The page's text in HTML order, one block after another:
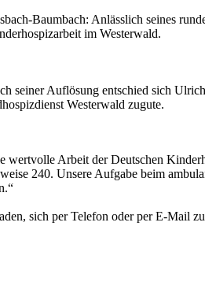
Baumbach: Anlässlich seines
im Westerwald.
seiner Auflösung entschied sich
Westerwald zugute.
wertvolle Arbeit der Deutschen
240. Unsere Aufgabe beim
sich per Telefon oder per E-Mail